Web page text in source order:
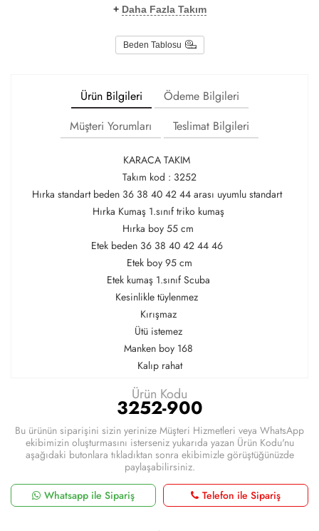
+ Daha Fazla Takım
Beden Tablosu
Ürün Bilgileri
Ödeme Bilgileri
Müşteri Yorumları
Teslimat Bilgileri
KARACA TAKIM
Takım kod : 3252
Hırka standart beden 36 38 40 42 44 arası uyumlu standart
Hırka Kumaş 1.sınıf triko kumaş
Hırka boy 55 cm
Etek beden 36 38 40 42 44 46
Etek boy 95 cm
Etek kumaş 1.sınıf Scuba
Kesinlikle tüylenmez
Kırışmaz
Ütü istemez
Manken boy 168
Kalıp rahat
Ürün Kodu
3252-900
Bu ürünün siparişini sizin yerinize Müşteri Hizmetleri veya WhatsApp
ekibimizin oluşturmasını isterseniz yukarıda yazan Ürün Kodu'nu
aşağıdaki butonlara tıkladıktan sonra ekibimizle görüştüğünüzde
paylaşabilirsiniz.
Whatsapp ile Sipariş
Telefon ile Sipariş